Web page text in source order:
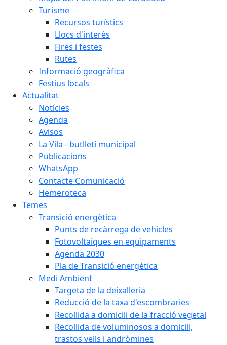
Turisme
Recursos turístics
Llocs d'interès
Fires i festes
Rutes
Informació geogràfica
Festius locals
Actualitat
Notícies
Agenda
Avisos
La Vila - butlletí municipal
Publicacions
WhatsApp
Contacte Comunicació
Hemeroteca
Temes
Transició energètica
Punts de recàrrega de vehicles
Fotovoltaiques en equipaments
Agenda 2030
Pla de Transició energètica
Medi Ambient
Targeta de la deixalleria
Reducció de la taxa d'escombraries
Recollida a domicili de la fracció vegetal
Recollida de voluminosos a domicili,
trastos vells i andròmines